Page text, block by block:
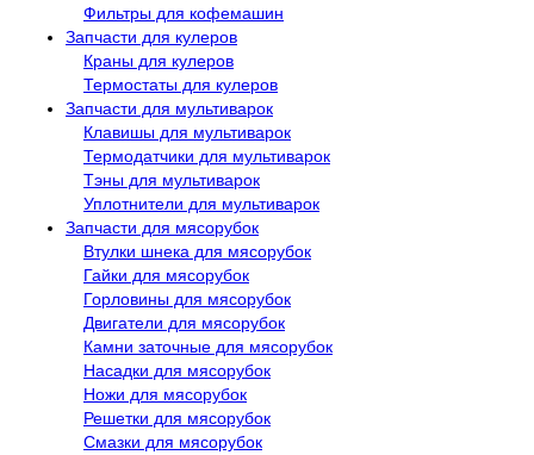
Фильтры для кофемашин
Запчасти для кулеров
Краны для кулеров
Термостаты для кулеров
Запчасти для мультиварок
Клавишы для мультиварок
Термодатчики для мультиварок
Тэны для мультиварок
Уплотнители для мультиварок
Запчасти для мясорубок
Втулки шнека для мясорубок
Гайки для мясорубок
Горловины для мясорубок
Двигатели для мясорубок
Камни заточные для мясорубок
Насадки для мясорубок
Ножи для мясорубок
Решетки для мясорубок
Смазки для мясорубок